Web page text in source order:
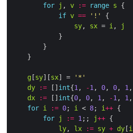
for
j , v := range s
if v == '!'
sy, sx = i ,
j
g [sy][sx] =
'*'
dy
:= [] int{1 , -1 , 0, 0, 1 ,
dx
:= [] int{0, 0, 1 , -1 , 1 ,
for i := 0; i < 8; i++
for
j := 1 ;; j++
ly, lx := sy + dy [i